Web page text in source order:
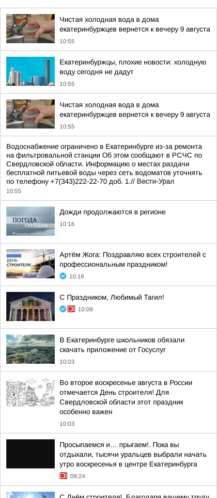
Чистая холодная вода в дома
екатеринбуржцев вернется к вечеру 9 августа
10:55
Екатеринбуржцы, плохие новости: холодную
воду сегодня не дадут
10:55
Чистая холодная вода в дома
екатеринбуржцев вернется к вечеру 9 августа
10:55
Водоснабжение ограничено в Екатеринбурге из-за ремонта
на фильтровальной станции Об этом сообщают в РСЧС по
Свердловской области. Информацию о местах раздачи
бесплатной питьевой воды через сеть водоматов уточнять
по телефону +7(343)222-22-70 доб. 1.// Вести-Урал
10:55
Дожди продолжаются в регионе
10:16
Артём Жога: Поздравляю всех строителей с
профессиональным праздником!
10:16
С Праздником, Любимый Тагил!
10:09
В Екатеринбурге школьников обязали
скачать приложение от Госуслуг
10:03
Во второе воскресенье августа в России
отмечается День строителя! Для
Свердловской области этот праздник
особенно важен
10:03
Просыпаемся и… прыгаем!. Пока вы
отдыхали, тысячи уральцев выбрали начать
утро воскресенья в центре Екатеринбурга
09:24